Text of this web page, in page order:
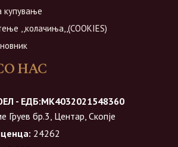
купување
,,колачиња,,(COOKIES)
НАС
- ЕДБ:МК4032021548360
Груев бр.3, Центар, Скопје
24262